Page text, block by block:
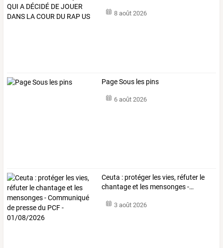
8 août 2026
Page Sous les pins
6 août 2026
Ceuta : protéger lesvies, réfuter le
chantageet les mensonges-…
3 août 2026